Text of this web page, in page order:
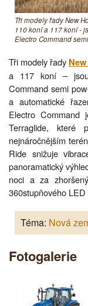
Tři modely řady New
110 koní a 117 koní -
Electro Command
Tři modely řady
a 117 koní – jsou
Command semi
a automatické
Electro Command
Terraglide,
nejnáročnějším
Ride snižuje
panoramatický
noci a za
360stupňového
Téma: Nová
Fotogalerie